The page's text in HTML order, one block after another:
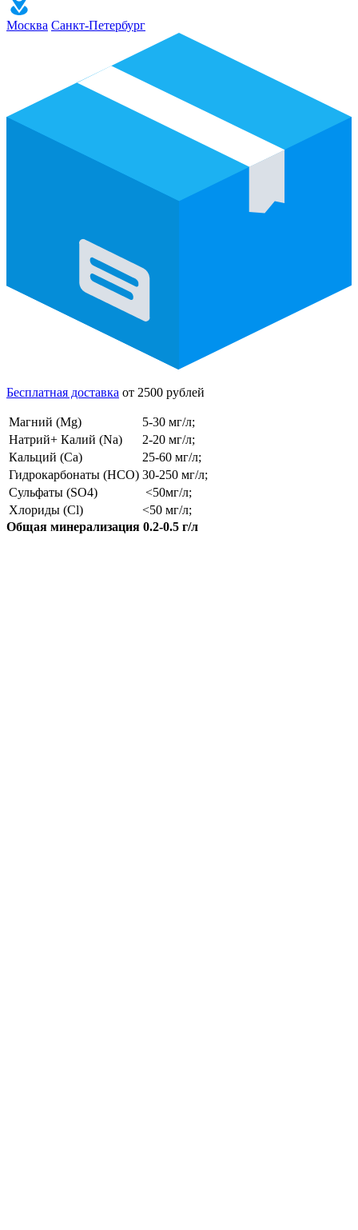
Москва Санкт-Петербург
Бесплатная доставка от 2500 рублей
Магний (Mg)
5-30 мг/л;
Натрий+ Калий (Na)
2-20 мг/л;
Кальций (Ca)
25-60 мг/л;
Гидрокарбонаты (HCO) 30-250 мг/л;
Сульфаты (SO4)
<50мг/л;
Хлориды (Cl)
<50 мг/л;
Общая минерализация 0.2-0.5 г/л